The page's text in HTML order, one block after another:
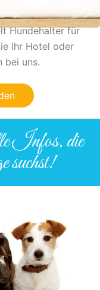
Hundehalter für
Ihr Hotel oder
bei uns.
Infos, die
suchst!